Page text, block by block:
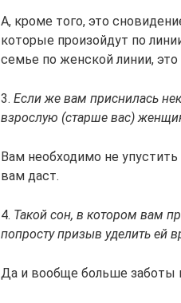
А, кроме того, это
которые произойдут по
семье по женской линии,
3. Если же вам приснилась
взрослую (старше вас)
Вам необходимо не
вам даст.
4. Такой сон, в котором вам
попросту призыв уделить ей
Да и вообще больше заботы